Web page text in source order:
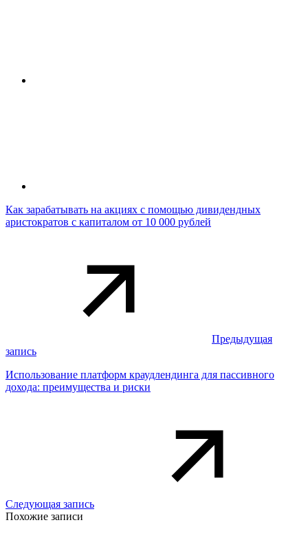
Как зарабатывать на акциях с помощью дивидендных
аристократов с капиталом от 10 000 рублей
Предыдущая
запись
Использование платформ краудлендинга для пассивного
дохода: преимущества и риски
Следующая запись
Похожие записи